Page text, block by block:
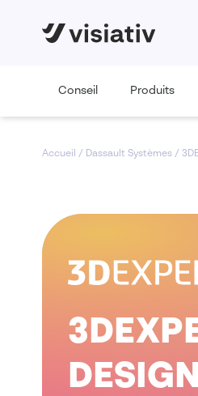
Conseil Produits
Accueil / Dassault Systèmes /